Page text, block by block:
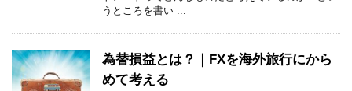
うところを書い ...
為替損益とは？｜FXを海外旅行にから
めて考える